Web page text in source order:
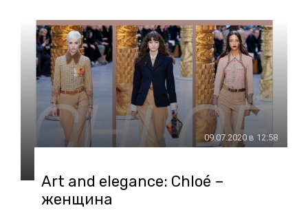
09.07.2020 в 12:58
Art and elegance: Chloé –
женщина